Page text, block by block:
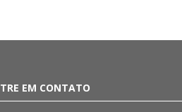
EM CONTATO